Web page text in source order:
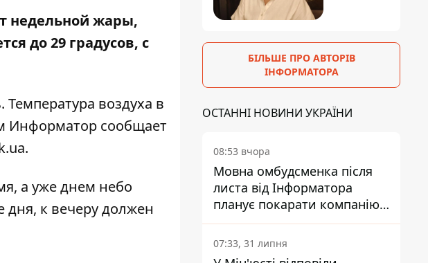
недельной жары,
до 29 градусов, с
воздуха в
Информатор сообщает
.
а уже днем небо
к вечеру должен
БІЛЬШЕ ПРО АВТОРІВ
ІНФОРМАТОРА
ОСТАННІ НОВИНИ УКРАЇНИ
08:53 вчора
Мовна омбудсменка після
листа від Інформатора
планує покарати компанію-
підрядника ПриватБанку
07:33, 31 липня